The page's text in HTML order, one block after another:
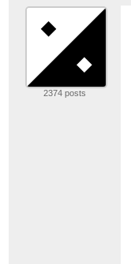
2374 posts